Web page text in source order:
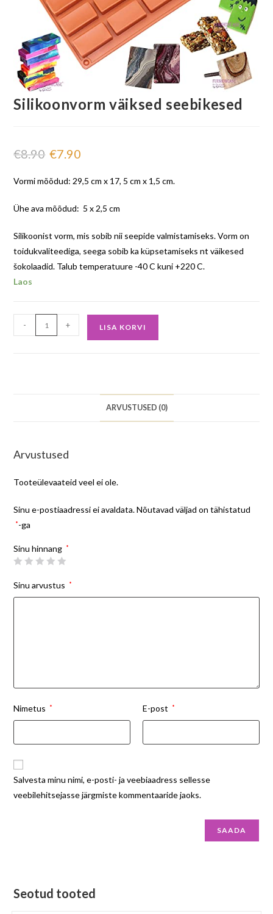
Silikoonvorm väiksed seebikesed
€8.90 €7.90
Vormi mõõdud: 29,5 cm x 17, 5 cm x 1,5 cm.
Ühe ava mõõdud: 5 x 2,5 cm
Silikoonist vorm, mis sobib nii seepide valmistamiseks. Vorm on
toidukvaliteediga, seega sobib ka küpsetamiseks nt väikesed
šokolaadid. Talub temperatuure -40 C kuni +220 C.
Laos
- + LISA KORVI
ARVUSTUSED (0)
Arvustused
Tooteülevaateid veel ei ole.
Sinu e-postiaadressi ei avaldata. Nõutavad väljad on tähistatud
*-ga
Sinu hinnang *
Sinu arvustus *
Nimetus * E-post *
Salvesta minu nimi, e-posti- ja veebiaadress sellesse
veebilehitsejasse järgmiste kommentaaride jaoks.
Seotud tooted